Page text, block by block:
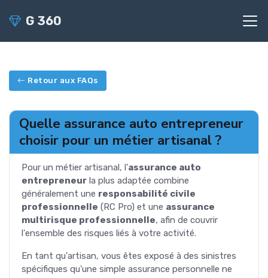
G 360
Retour aux FAQs
Quelle assurance auto entrepreneur
choisir pour un métier artisanal ?
Pour un métier artisanal, l'assurance auto
entrepreneur la plus adaptée combine
généralement une responsabilité civile
professionnelle (RC Pro) et une assurance
multirisque professionnelle, afin de couvrir
l'ensemble des risques liés à votre activité.
En tant qu'artisan, vous êtes exposé à des sinistres
spécifiques qu'une simple assurance personnelle ne